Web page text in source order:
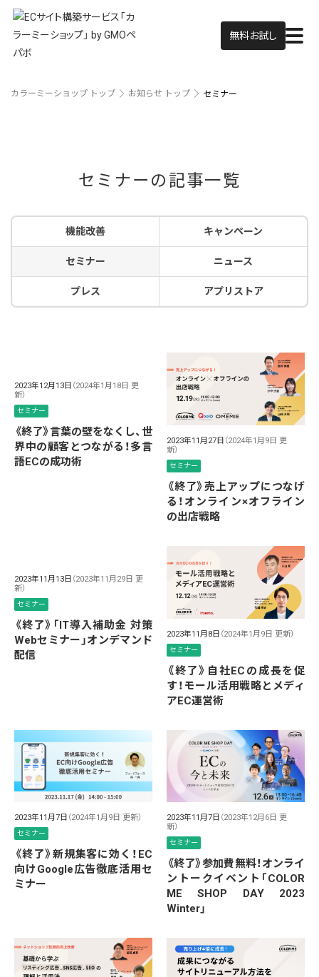
無料お試し
カラーミーショップ トップ お知らせ トップ セミナー
セミナーの記事一覧
機能改善 キャンペーン
セミナー ニュース
プレス アプリストア
2023年12月13日 （2024年1月18日 更
新）
セミナー
《終了》言葉の壁をなくし、世
界中の顧客とつながる！多言
語ECの成功術
2023年11月27日 （2024年1月9日 更
新）
セミナー
《終了》売上アップにつなげ
る！オンライン×オフライン
の出店戦略
2023年11月13日 （2023年11月29日 更
新）
セミナー
《終了》「IT導入補助金 対策
Webセミナー」オンデマンド
配信
2023年11月8日 （2024年1月9日 更新）
セミナー
《終了》自社ECの成長を促
す！モール活用戦略とメディ
アEC運営術
2023年11月7日 （2024年1月9日 更新）
セミナー
《終了》新規集客に効く！EC
向けGoogle広告徹底活用セ
ミナー
2023年11月7日 （2023年12月6日 更
新）
セミナー
《終了》参加費無料！オンライ
ントークイベント「COLOR
ME SHOP DAY 2023
Winter」